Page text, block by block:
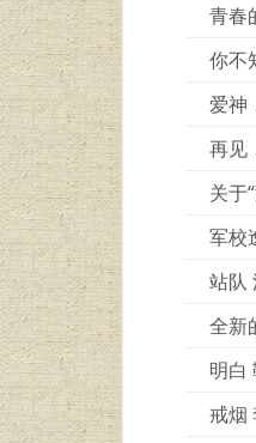
青春
你不
爱神
再见
关于
军校
站队
全新
明白
戒烟